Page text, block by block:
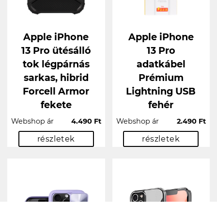
Apple iPhone
13 Pro ütésálló
tok légpárnás
sarkas, hibrid
Forcell Armor
fekete
Webshop ár 4.490 Ft
részletek
Apple iPhone
13 Pro
adatkábel
Prémium
Lightning USB
fehér
Webshop ár 2.490 Ft
részletek